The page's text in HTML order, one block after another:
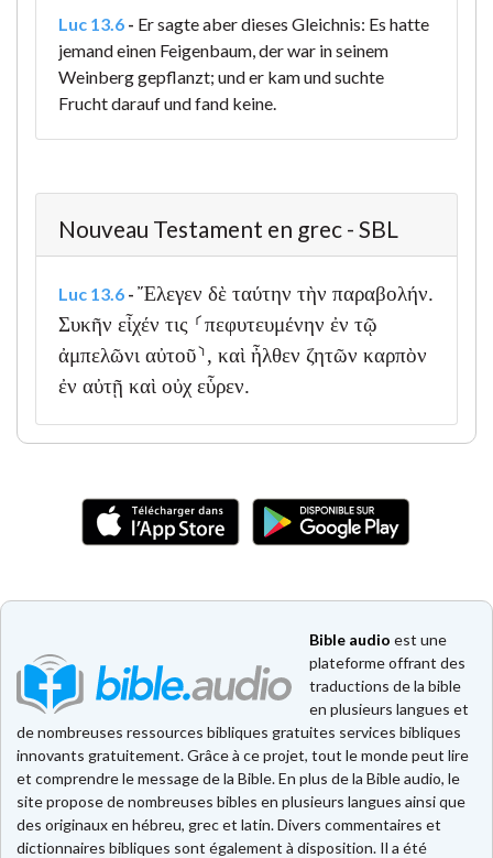
Luc 13.6 - Er sagte aber dieses Gleichnis: Es hatte
jemand einen Feigenbaum, der war in seinem
Weinberg gepflanzt; und er kam und suchte
Frucht darauf und fand keine.
Nouveau Testament en grec - SBL
Luc 13.6 - Ἔλεγεν δὲ ταύτην τὴν παραβολήν.
Συκῆν εἶχέν τις ⸂πεφυτευμένην ἐν τῷ
ἀμπελῶνι αὐτοῦ⸃, καὶ ἦλθεν ζητῶν καρπὸν
ἐν αὐτῇ καὶ οὐχ εὗρεν.
Bible audio est une
plateforme offrant des
traductions de la bible
en plusieurs langues et
de nombreuses ressources bibliques gratuites services bibliques
innovants gratuitement. Grâce à ce projet, tout le monde peut lire
et comprendre le message de la Bible. En plus de la Bible audio, le
site propose de nombreuses bibles en plusieurs langues ainsi que
des originaux en hébreu, grec et latin. Divers commentaires et
dictionnaires bibliques sont également à disposition. Il a été